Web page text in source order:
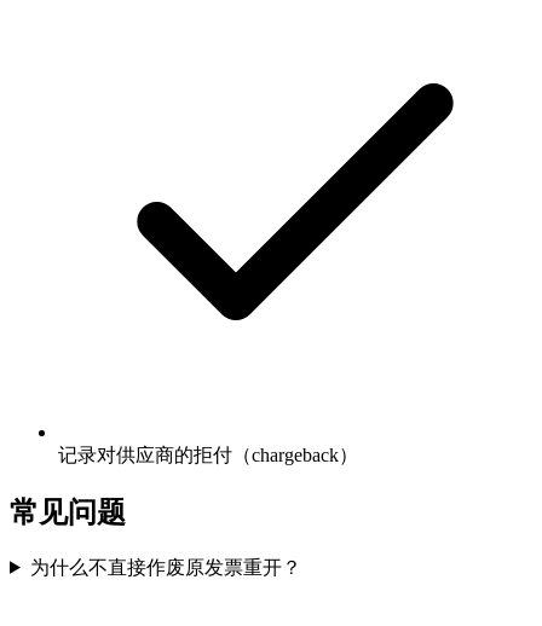
记录对供应商的拒付（chargeback）
常见问题
为什么不直接作废原发票重开？